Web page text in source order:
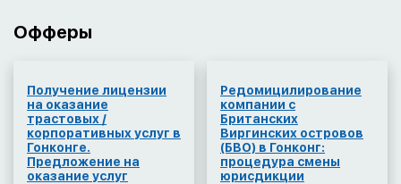
Офферы
Получение лицензии
на оказание
трастовых /
корпоративных услуг в
Гонконге.
Предложение на
оказание услуг
Редомицилирование
компании с
Британских
Виргинских островов
(БВО) в Гонконг:
процедура смены
юрисдикции